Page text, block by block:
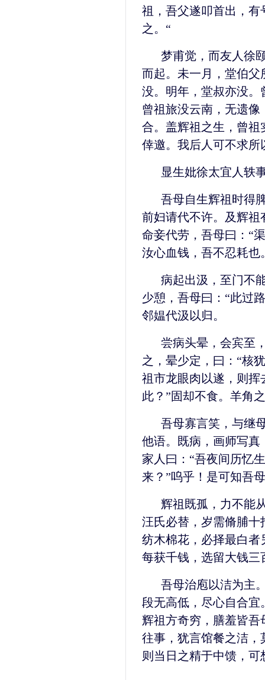
祖，吾父遂叩首出，
之。“
梦甫觉，而友人徐
而起。未一月，堂伯
没。明年，堂叔亦没
曾祖旅没云南，无遗
合。盖辉祖之生，曾
倖邀。我后人可不求所
显生妣徐太宜人轶
吾母自生辉祖时得
前妇请代不许。及辉
命妾代劳，吾母曰：“
汝心血钱，吾不忍耗也
病起出汲，至门不
少憩，吾母曰：“此过
邻媪代汲以归。
尝病头晕，会宾至
之，晕少定，曰：“核
祖市龙眼肉以遂，则挥
此？”固却不食。羊角
吾母寡言笑，与继
他语。既病，画师写
家人曰：“吾夜间历忆
来？”呜乎！是可知吾
辉祖既孤，力不能
汪氏必替，岁需脩脯十
纺木棉花，必择最白
每获千钱，选留大钱三
吾母治庖以洁为主
段无高低，尽心自合
辉祖方奇穷，膳羞皆
往事，犹言馆餐之洁
则当日之精于中馈，可